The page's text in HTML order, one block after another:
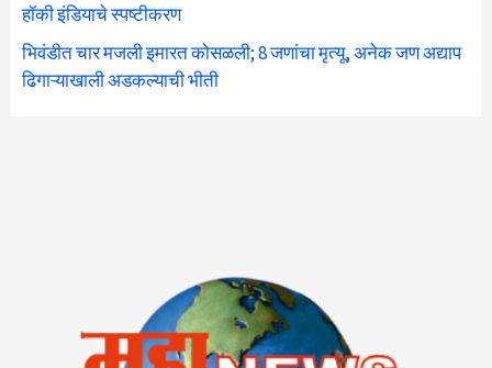
हॉकी इंडियाचे स्पष्टीकरण
भिवंडीत चार मजली इमारत कोसळली; 8 जणांचा मृत्यू, अनेक जण अद्याप
ढिगाऱ्याखाली अडकल्याची भीती